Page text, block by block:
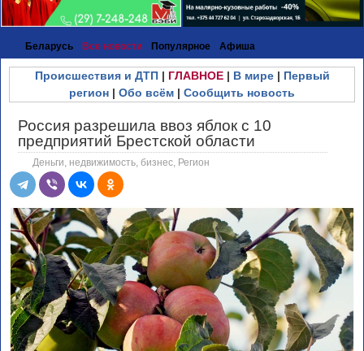
Беларусь Все новости Популярное Афиша
Происшествия и ДТП| ГЛАВНОЕ| В мире| Первый
регион | Обо всём | Сообщить новость
Россия разрешила ввоз яблок с 10
предприятий Брестской области
Деньги, недвижимость, бизнес Регион